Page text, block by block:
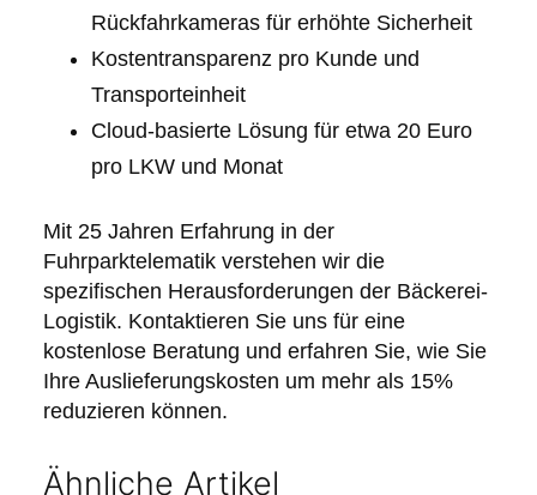
Rückfahrkameras für erhöhte Sicherheit
Kostentransparenz pro Kunde und
Transporteinheit
Cloud-basierte Lösung für etwa 20 Euro
pro LKW und Monat
Mit 25 Jahren Erfahrung in der
Fuhrparktelematik verstehen wir die
spezifischen Herausforderungen der Bäckerei-
Logistik. Kontaktieren Sie uns für eine
kostenlose Beratung und erfahren Sie, wie Sie
Ihre Auslieferungskosten um mehr als 15%
reduzieren können.
Ähnliche Artikel